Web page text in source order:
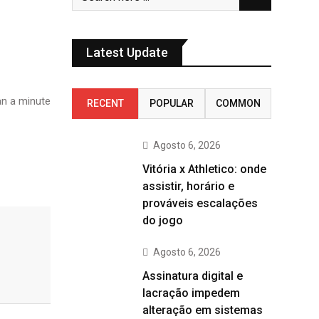
a minute
Latest Update
RECENT POPULAR COMMON
Agosto 6, 2026
Vitória x Athletico: onde
assistir, horário e
prováveis escalações
do jogo
Agosto 6, 2026
Assinatura digital e
lacração impedem
alteração em sistemas